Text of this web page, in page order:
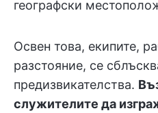
географски
Освен това, екипите,
разстояние, се
предизвикателства.
служителите да